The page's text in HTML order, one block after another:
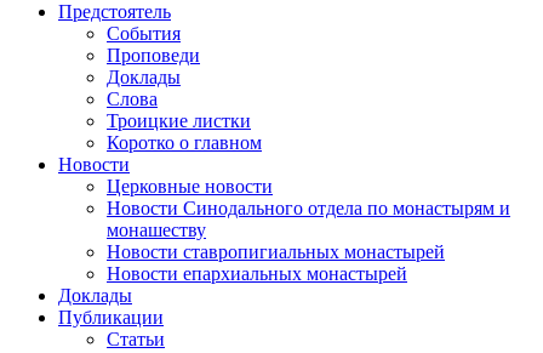
Предстоятель
События
Проповеди
Доклады
Слова
Троицкие листки
Коротко о главном
Новости
Церковные новости
Новости Синодального отдела по монастырям и
монашеству
Новости ставропигиальных монастырей
Новости епархиальных монастырей
Доклады
Публикации
Статьи